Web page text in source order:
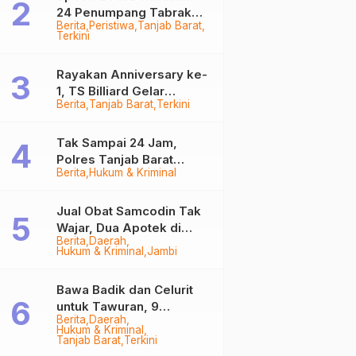
Berita Peristiwa Tanjab Barat
Terkini
24 Penumpang Tabrak
Togok di Kuala Tungkal,
Berita Tanjab Barat Terkini
Rayakan Anniversary ke-
1, TS Billiard Gelar
Turnamen 9 Ball
Berita Hukum & Kriminal
Tak Sampai 24 Jam,
Polres Tanjab Barat
Ringkus Komplotan
Tungkal
Berita Daerah
Hukum & Kriminal Jambi
Jual Obat Samcodin Tak
Wajar, Dua Apotek di
Tanjab Barat Disegel
Berita Daerah
Hukum & Kriminal
Tanjab Barat Terkini
Bawa Badik dan Celurit
untuk Tawuran, 9
Anggota Geng Motor di
Tanjab Barat Diringkus